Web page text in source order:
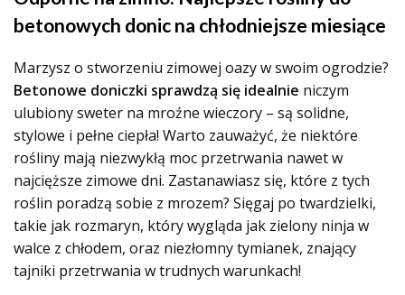
betonowych donic na chłodniejsze miesiące
Marzysz o stworzeniu zimowej oazy w swoim ogrodzie?
Betonowe doniczki sprawdzą się idealnie niczym
ulubiony sweter na mroźne wieczory – są solidne,
stylowe i pełne ciepła! Warto zauważyć, że niektóre
rośliny mają niezwykłą moc przetrwania nawet w
najcięższe zimowe dni. Zastanawiasz się, które z tych
roślin poradzą sobie z mrozem? Sięgaj po twardzielki,
takie jak rozmaryn, który wygląda jak zielony ninja w
walce z chłodem, oraz niezłomny tymianek, znający
tajniki przetrwania w trudnych warunkach!